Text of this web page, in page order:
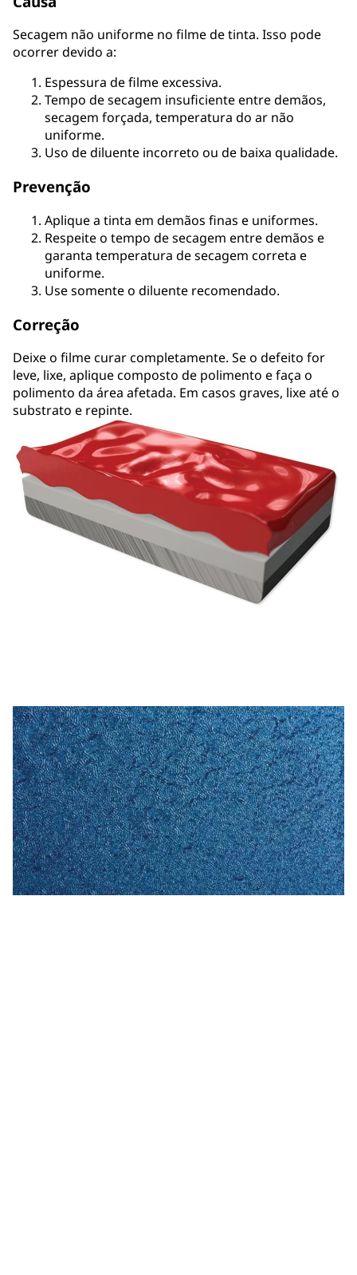
Secagem não uniforme no filme de tinta. Isso pode
ocorrer devido a:
Espessura de filme excessiva.
Tempo de secagem insuficiente entre demãos,
secagem forçada, temperatura do ar não
uniforme.
Uso de diluente incorreto ou de baixa qualidade.
Prevenção
Aplique a tinta em demãos finas e uniformes.
Respeite o tempo de secagem entre demãos e
garanta temperatura de secagem correta e
uniforme.
Use somente o diluente recomendado.
Correção
Deixe o filme curar completamente. Se o defeito for
leve, lixe, aplique composto de polimento e faça o
polimento da área afetada. Em casos graves, lixe até o
substrato e repinte.